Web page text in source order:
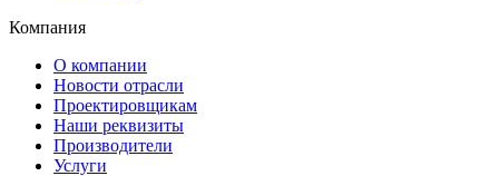
Компания
О компании
Новости отрасли
Проектировщикам
Наши реквизиты
Производители
Услуги